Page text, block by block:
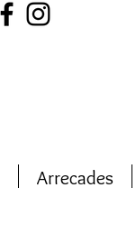
Arrecades